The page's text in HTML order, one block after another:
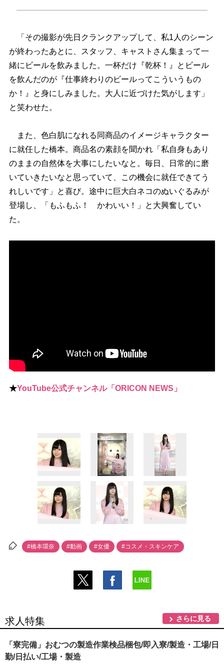
「その撮影が先日クランクアップして、私1人のシーン
が終わったあとに、スタッフ、キャストさん集まって一
緒にビールを飲みました。一杯だけ『乾杯！』とビール
を飲んだのが『仕事終わりのビールってこういうもの
か！』と身にしみました。大人に近づけた気がします」
と笑わせた。
また、色白肌になれる同商品のイメージキャラクター
に就任した橋本。商品名の素顔を聞かれ「私自身もあり
のままの自然体を大事にしたいなと。毎日、日常的に磨
いていきたいなと思っていて、この機会に就任できてう
れしいです」と喜び。途中に巨大白ネコのぬいぐるみが
登場し、「もふもふ！ かわいい！」と大興奮してい
た。
★YouTube公式チャンネル「ORICON NEWS」
#橋本環奈 #動画 #女優 #コスメ・スキンケア
求人特集 さらに見る
「寮完備」おむつの製造作業検品梱包/即入寮/製造・工場/日
勤/日払い/工場・製造